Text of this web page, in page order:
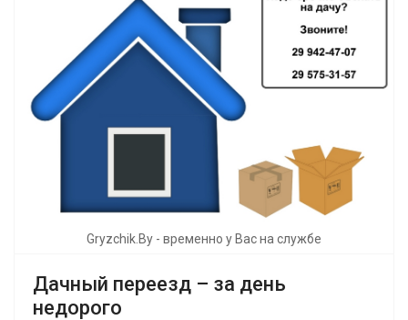
Gryzchik.By - временно у Вас на службе
Дачный переезд – за день
недорого